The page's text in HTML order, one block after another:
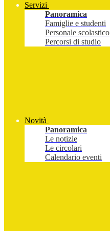
Servizi
Panoramica
Famiglie e studenti
Personale scolastico
Percorsi di studio
Novità
Panoramica
Le notizie
Le circolari
Calendario eventi